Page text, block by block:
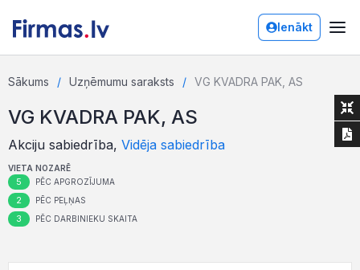
Ienākt
Sākums Uzņēmumu saraksts VG KVADRA PAK, AS
VG KVADRA PAK, AS
Akciju sabiedrība, Vidēja sabiedrība
VIETA NOZARĒ
5 PĒC APGROZĪJUMA
2 PĒC PEĻŅAS
3 PĒC DARBINIEKU SKAITA